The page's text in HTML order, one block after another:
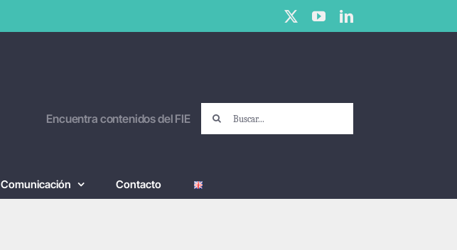
X YouTubeLinkedIn
Encuentra contenidos del FIE
Comunicación Contacto